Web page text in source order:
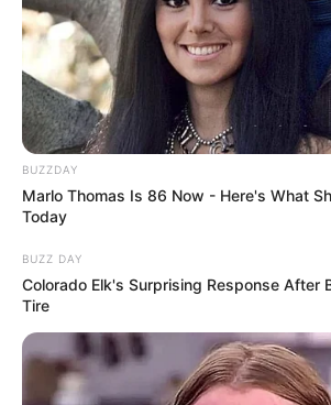
BUZZDAY
Marlo Thomas Is 86 Now - Here's What
Today
BUZZ DAY
Colorado Elk's Surprising Response After
Tire